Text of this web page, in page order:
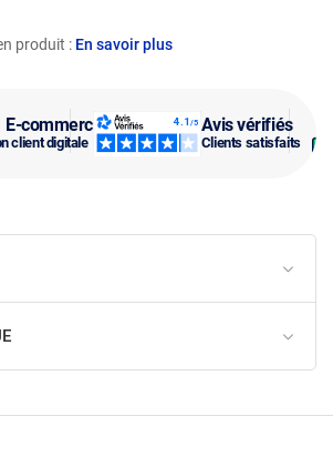
E-commerce
client digitale
Avis vérifiés
Clients satisfaits
produit : En savoir plus